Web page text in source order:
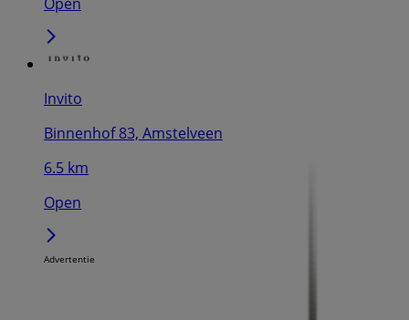
Invito
Binnenhof 83, Amstelveen
6.5 km
Open
Advertentie